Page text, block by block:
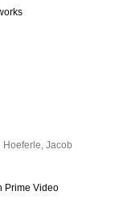
Hoeferle,Jacob
Prime Video